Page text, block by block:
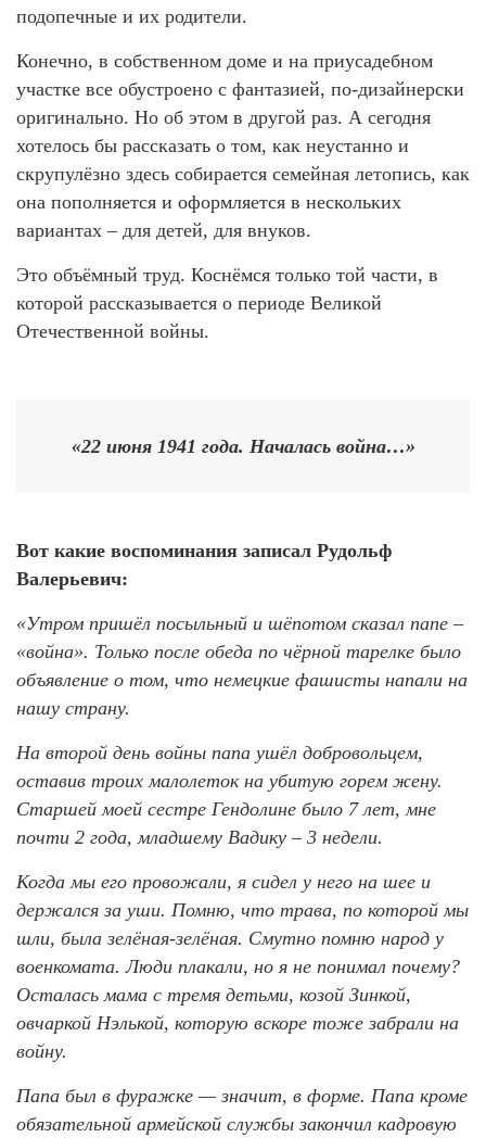
подопечные и их родители.
Конечно, в собственном доме и на приусадебном
участке все обустроено с фантазией, по-дизайнерски
оригинально. Но об этом в другой раз. А сегодня
хотелось бы рассказать о том, как неустанно и
скрупулёзно здесь собирается семейная летопись, как
она пополняется и оформляется в нескольких
вариантах – для детей, для внуков.
Это объёмный труд. Коснёмся только той части, в
которой рассказывается о периоде Великой
Отечественной войны.
«22 июня 1941 года. Началась война…»
Вот какие воспоминания записал Рудольф
Валерьевич:
«Утром пришёл посыльный и шёпотом сказал папе –
«война». Только после обеда по чёрной тарелке было
объявление о том, что немецкие фашисты напали на
нашу страну.
На второй день войны папа ушёл добровольцем,
оставив троих малолеток на убитую горем жену.
Старшей моей сестре Гендолине было 7 лет, мне
почти 2 года, младшему Вадику – 3 недели.
Когда мы его провожали, я сидел у него на шее и
держался за уши. Помню, что трава, по которой мы
шли, была зелёная-зелёная. Смутно помню народ у
военкомата. Люди плакали, но я не понимал почему?
Осталась мама с тремя детьми, козой Зинкой,
овчаркой Нэлькой, которую вскоре тоже забрали на
войну.
Папа был в фуражке — значит, в форме. Папа кроме
обязательной армейской службы закончил кадровую